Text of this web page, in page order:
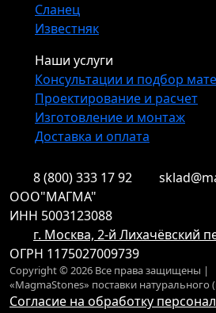
Сланец
Известняк
Наши услуги
Консультации и подбор
Проектирование и расчет
Изготовление и монтаж
Доставка и оплата
8 (800) 333 17 92
ООО"МАГМА"
ИНН 5003123088
г. Москва, 2-й Лихачёвский
ОГРН 1175027009739
Copyright © 2026 Все права защищены |
«MagmaStones» поставки
Согласие на обработку